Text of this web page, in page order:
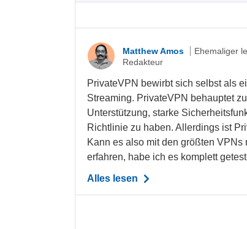
Matthew Amos
Ehemaliger
Redakteur
PrivateVPN bewirbt sich selbst als
Streaming. PrivateVPN behauptet
Unterstützung, starke
Richtlinie zu haben. Allerdings ist
Kann es also mit den größten VPNs
erfahren, habe ich es komplett
Alles lesen